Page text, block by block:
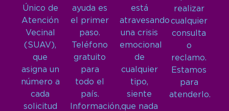
Único de
Atención
Vecinal
(SUAV),
que
asigna un
número a
cada
solicitud
ayuda es
el primer
paso.
Teléfono
gratuito
para
todo el
país.
Información,
está
atravesando
una crisis
emocional
de
cualquier
tipo,
siente
que nada
realizar
cualquier
consulta
o
reclamo.
Estamos
para
atenderlo.